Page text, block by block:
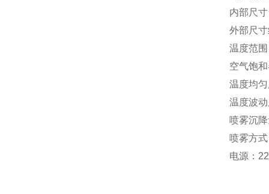
内部尺
外部尺
温度范
空气饱
温度均
温度波
喷雾沉
喷雾方
电源：